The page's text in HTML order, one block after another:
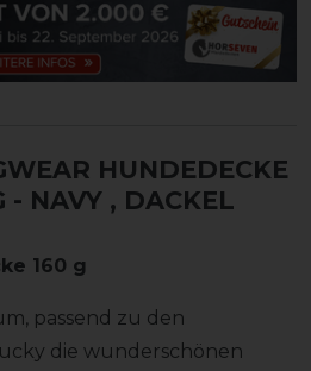
HUNDEDECKE
- NAVY , DACKEL
160 g
passend zu den
die wunderschönen